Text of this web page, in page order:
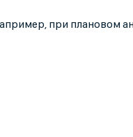
при плановом